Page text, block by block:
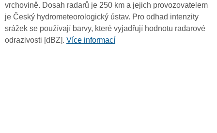
vrchovině. Dosah radarů je 250 km a jejich provozovatelem
je Český hydrometeorologický ústav. Pro odhad intenzity
srážek se používají barvy, které vyjadřují hodnotu radarové
odrazivosti [dBZ]. Více informací